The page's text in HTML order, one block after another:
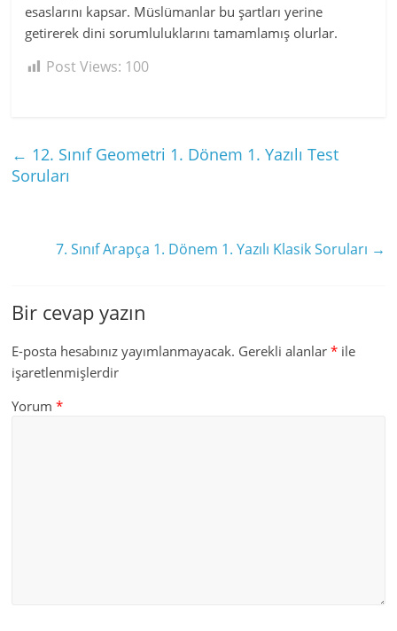
esaslarını kapsar. Müslümanlar bu şartları yerine
getirerek dini sorumluluklarını tamamlamış olurlar.
Post Views: 100
← 12. Sınıf Geometri 1. Dönem 1. Yazılı Test
Soruları
7. Sınıf Arapça 1. Dönem 1. Yazılı Klasik Soruları →
Bir cevap yazın
E-posta hesabınız yayımlanmayacak. Gerekli alanlar* ile
işaretlenmişlerdir
Yorum*